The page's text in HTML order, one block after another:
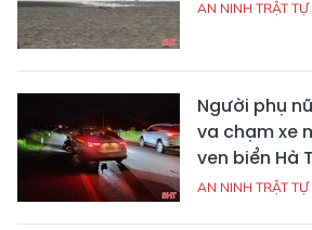
AN NINH TRẬT TỰ
Người phụ
va chạm xe
ven biển Hà
AN NINH TRẬT TỰ